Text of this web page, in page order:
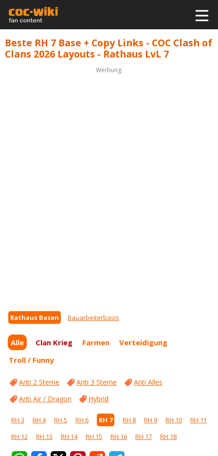
Beste RH 7 Base + Copy Links - COC Clash of
Clans 2026 Layouts - Rathaus LvL 7
Werbung:
Rathaus Basen Bauarbeiterbasis
Alle Clan Krieg Farmen
Verteidigung
Troll / Funny
Anti 2 Sterne Anti 3 Sterne
Anti Alles
Anti Air / Dragon
Hybrid
RH 3 RH 4 RH 5 RH 6 RH 7 RH 8 RH 9 RH 10
RH 11
RH 12
RH 13 RH 14 RH 15 RH 16 RH 17 RH 18